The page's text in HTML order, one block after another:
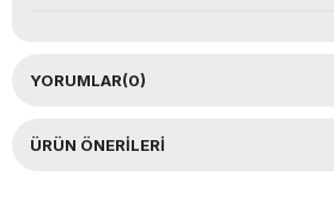
YORUMLAR(0)
ÜRÜN ÖNERILERI